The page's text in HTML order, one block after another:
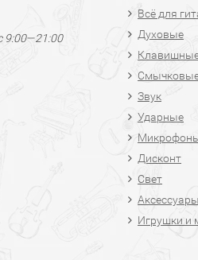
9:00—21:00
Всё для
Духовые
Звук
Ударные
Дисконт
Свет
Аксессуары
Игрушки и